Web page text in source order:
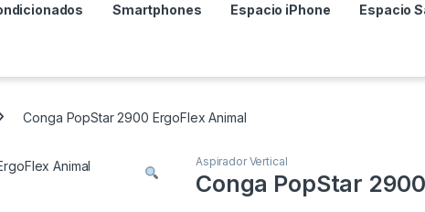
Smartphones Espacio iPhone Espacio
Conga PopStar 2900 ErgoFlex Animal
Aspirador Vertical
Conga PopStar